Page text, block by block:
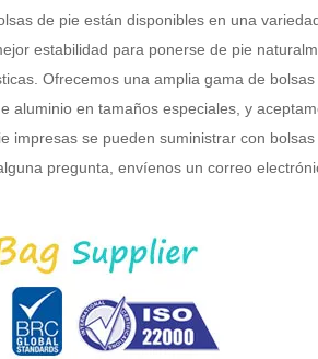
de pie están disponibles en una
estabilidad para ponerse de pie
Ofrecemos una amplia gama de bolsas
aluminio en tamaños especiales, y
impresas se pueden suministrar con
pregunta, envíenos un correo